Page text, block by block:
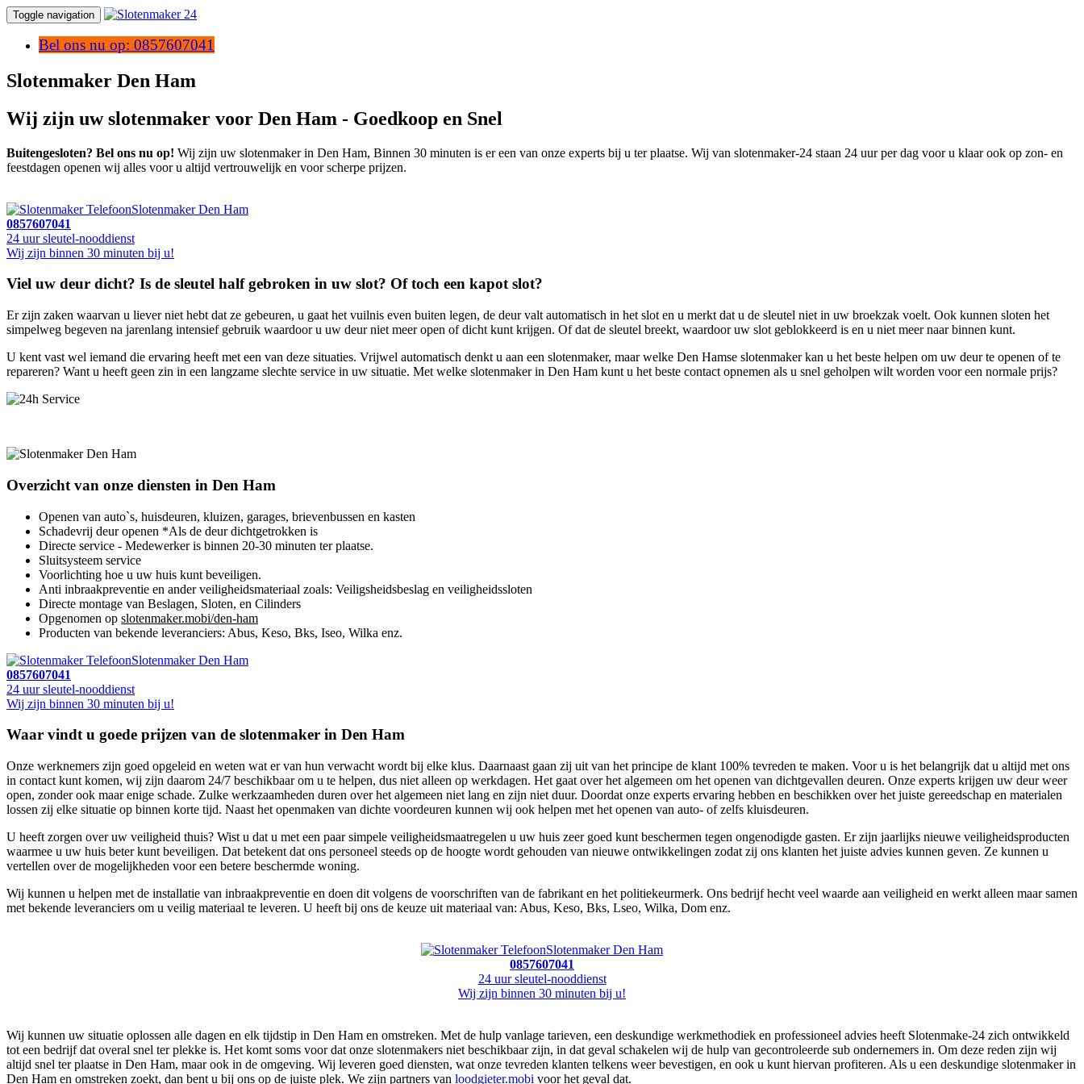
Toggle navigation
Bel ons nu op: 0857607041
Slotenmaker Den Ham
Wij zijn uw slotenmaker voor Den Ham - Goedkoop en Snel
Buitengesloten? Bel ons nu op! Wij zijn uw slotenmaker in Den Ham, Binnen 30 minuten is er een van onze experts bij u ter plaatse. Wij van slotenmaker-24 staan 24 uur per dag voor u klaar ook op zon- en
feestdagen openen wij alles voor u altijd vertrouwelijk en voor scherpe prijzen.
Slotenmaker Den Ham
0857607041
24 uur sleutel-nooddienst
Wij zijn binnen 30 minuten bij u!
Viel uw deur dicht? Is de sleutel half gebroken in uw slot? Of toch een kapot slot?
Er zijn zaken waarvan u liever niet hebt dat ze gebeuren, u gaat het vuilnis even buiten legen, de deur valt automatisch in het slot en u merkt dat u de sleutel niet in uw broekzak voelt. Ook kunnen sloten het
simpelweg begeven na jarenlang intensief gebruik waardoor u uw deur niet meer open of dicht kunt krijgen. Of dat de sleutel breekt, waardoor uw slot geblokkeerd is en u niet meer naar binnen kunt.
U kent vast wel iemand die ervaring heeft met een van deze situaties. Vrijwel automatisch denkt u aan een slotenmaker, maar welke Den Hamse slotenmaker kan u het beste helpen om uw deur te openen of te
repareren? Want u heeft geen zin in een langzame slechte service in uw situatie. Met welke slotenmaker in Den Ham kunt u het beste contact opnemen als u snel geholpen wilt worden voor een normale prijs?
Overzicht van onze diensten in Den Ham
Openen van auto`s, huisdeuren, kluizen, garages, brievenbussen en kasten
Schadevrij deur openen *Als de deur dichtgetrokken is
Directe service - Medewerker is binnen 20-30 minuten ter plaatse.
Sluitsysteem service
Voorlichting hoe u uw huis kunt beveiligen.
Anti inbraakpreventie en ander veiligheidsmateriaal zoals: Veiligsheidsbeslag en veiligheidssloten
Directe montage van Beslagen, Sloten, en Cilinders
Opgenomen op slotenmaker.mobi/den-ham
Producten van bekende leveranciers: Abus, Keso, Bks, Iseo, Wilka enz.
Slotenmaker Den Ham
0857607041
24 uur sleutel-nooddienst
Wij zijn binnen 30 minuten bij u!
Waar vindt u goede prijzen van de slotenmaker in Den Ham
Onze werknemers zijn goed opgeleid en weten wat er van hun verwacht wordt bij elke klus. Daarnaast gaan zij uit van het principe de klant 100% tevreden te maken. Voor u is het belangrijk dat u altijd met ons
in contact kunt komen, wij zijn daarom 24/7 beschikbaar om u te helpen, dus niet alleen op werkdagen. Het gaat over het algemeen om het openen van dichtgevallen deuren. Onze experts krijgen uw deur weer
open, zonder ook maar enige schade. Zulke werkzaamheden duren over het algemeen niet lang en zijn niet duur. Doordat onze experts ervaring hebben en beschikken over het juiste gereedschap en materialen
lossen zij elke situatie op binnen korte tijd. Naast het openmaken van dichte voordeuren kunnen wij ook helpen met het openen van auto- of zelfs kluisdeuren.
U heeft zorgen over uw veiligheid thuis? Wist u dat u met een paar simpele veiligheidsmaatregelen u uw huis zeer goed kunt beschermen tegen ongenodigde gasten. Er zijn jaarlijks nieuwe veiligheidsproducten
waarmee u uw huis beter kunt beveiligen. Dat betekent dat ons personeel steeds op de hoogte wordt gehouden van nieuwe ontwikkelingen zodat zij ons klanten het juiste advies kunnen geven. Ze kunnen u
vertellen over de mogelijkheden voor een betere beschermde woning.
Wij kunnen u helpen met de installatie van inbraakpreventie en doen dit volgens de voorschriften van de fabrikant en het politiekeurmerk. Ons bedrijf hecht veel waarde aan veiligheid en werkt alleen maar samen
met bekende leveranciers om u veilig materiaal te leveren. U heeft bij ons de keuze uit materiaal van: Abus, Keso, Bks, Lseo, Wilka, Dom enz.
Slotenmaker Den Ham
0857607041
24 uur sleutel-nooddienst
Wij zijn binnen 30 minuten bij u!
Wij kunnen uw situatie oplossen alle dagen en elk tijdstip in Den Ham en omstreken. Met de hulp vanlage tarieven, een deskundige werkmethodiek en professioneel advies heeft Slotenmake-24 zich ontwikkeld
tot een bedrijf dat overal snel ter plekke is. Het komt soms voor dat onze slotenmakers niet beschikbaar zijn, in dat geval schakelen wij de hulp van gecontroleerde sub ondernemers in. Om deze reden zijn wij
altijd snel ter plaatse in Den Ham, maar ook in de omgeving. Wij leveren goed diensten, wat onze tevreden klanten telkens weer bevestigen, en ook u kunt hiervan profiteren. Als u een deskundige slotenmaker in
Den Ham en omstreken zoekt, dan bent u bij ons op de juiste plek. We zijn partners van loodgieter.mobi voor het geval dat.